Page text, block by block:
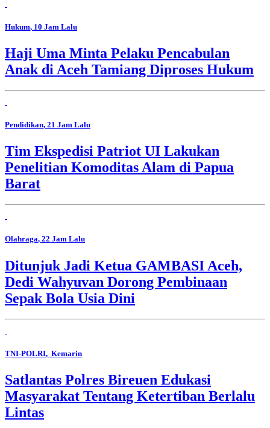
Hukum, 10 Jam Lalu
Haji Uma Minta Pelaku Pencabulan
Anak di Aceh Tamiang Diproses Hukum
Pendidikan, 21 Jam Lalu
Tim Ekspedisi Patriot UI Lakukan
Penelitian Komoditas Alam di Papua
Barat
Olahraga, 22 Jam Lalu
Ditunjuk Jadi Ketua GAMBASI Aceh,
Dedi Wahyuvan Dorong Pembinaan
Sepak Bola Usia Dini
TNI-POLRI, Kemarin
Satlantas Polres Bireuen Edukasi
Masyarakat Tentang Ketertiban Berlalu
Lintas